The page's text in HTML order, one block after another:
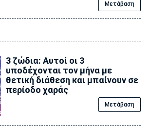
Μετάβαση
3 ζώδια: Αυτοί οι 3
υποδέχονται τον μήνα με
θετική διάθεση και μπαίνουν σε
περίοδο χαράς
Μετάβαση